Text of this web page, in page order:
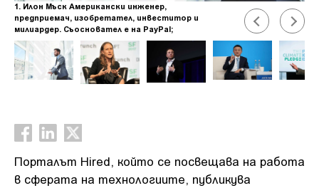
1. Илон Мъск Американски инженер,
предприемач, изобретател, инвеститор и
милиардер. Съосновател е на PayPal;
основател, съсобственик, изпълнителен
директор и главен инженер на SpaceX;
изпълнителен директор и идеологически
ръководител на Tesla. Той също та
Порталът Hired, който се посвещава на работа
в сферата на технологиите, публикува